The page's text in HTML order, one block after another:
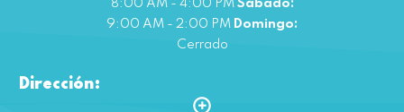
8:00 AM - 4:00 PM Sábado:
9:00 AM - 2:00 PM Domingo:
Cerrado
Dirección: